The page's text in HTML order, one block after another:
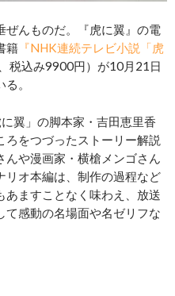
んものだ。『虎に翼』の電
籍 『NHK連続テレビ小説「虎
税込み9900円）が10月21日
。
翼」の脚本家・吉田恵里香
ろをつづったストーリー解説
んや漫画家・横槍メンゴさん
リオ本編は、制作の過程など
あますことなく味わえ、放送
て感動の名場面や名ゼリフな